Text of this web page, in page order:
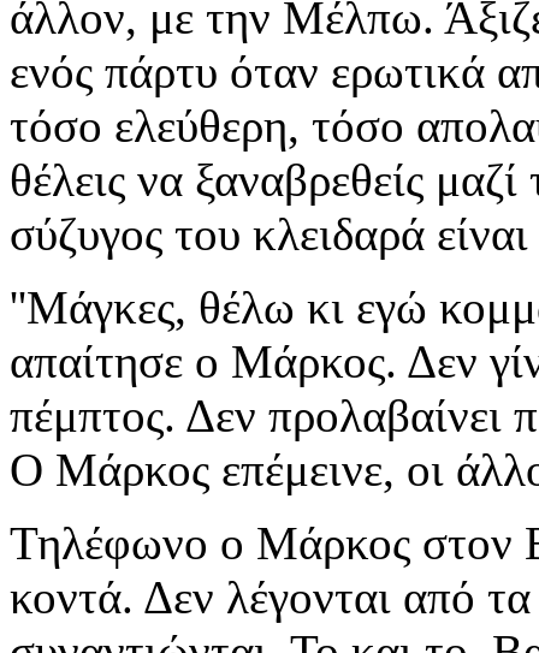
άλλον, με την Μέλπω.
ενός πάρτυ όταν ερωτικά
τόσο ελεύθερη, τόσο
θέλεις να ξαναβρεθείς
σύζυγος του κλειδαρά
''Μάγκες, θέλω κι εγώ
απαίτησε ο Μάρκος. Δεν
πέμπτος. Δεν προλαβαίνει
Ο Μάρκος επέμεινε, οι
Τηλέφωνο ο Μάρκος στον
κοντά. Δεν λέγονται από